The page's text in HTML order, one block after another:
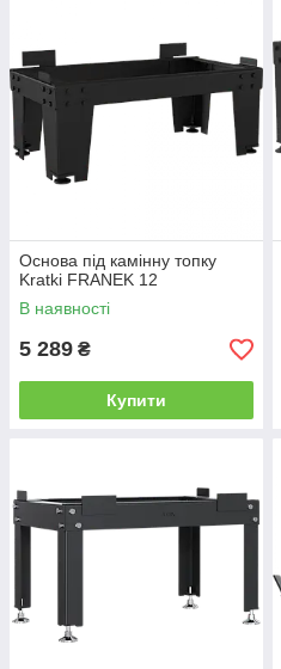
Основа під камінну топку
Kratki FRANEK 12
В наявності
5 289 ₴
Купити